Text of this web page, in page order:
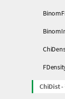
ChiDist